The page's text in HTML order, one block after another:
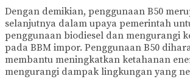
Dengan demikian, penggunaan B50
selanjutnya dalam upaya pemerintah
penggunaan biodiesel dan mengurangi
pada BBM impor. Penggunaan B50
membantu meningkatkan ketahanan
mengurangi dampak lingkungan yang